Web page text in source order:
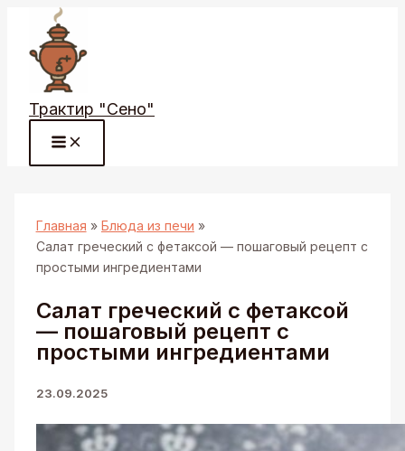
Перейти
содержимому
Трактир "Сено"
Главная
Блюда из печи
Салат греческий с фетаксой — пошаговый рецепт с
простыми ингредиентами
Салат греческий с фетаксой
— пошаговый рецепт с
простыми ингредиентами
23.09.2025